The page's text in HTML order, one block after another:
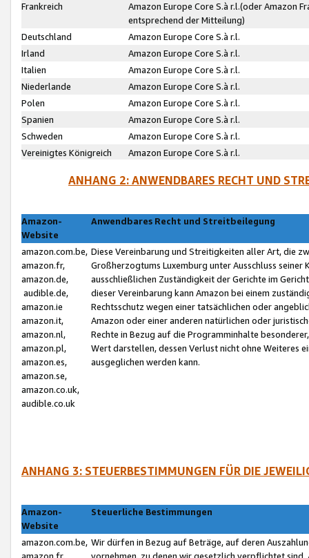
Frankreich
Amazon Europe Core S.à r.l.(oder Amazon
entsprechend der Mitteilung)
Deutschland
Amazon Europe Core S.à r.l.
Irland
Amazon Europe Core S.à r.l.
Italien
Amazon Europe Core S.à r.l.
Niederlande
Amazon Europe Core S.à r.l.
Polen
Amazon Europe Core S.à r.l.
Spanien
Amazon Europe Core S.à r.l.
Schweden
Amazon Europe Core S.à r.l.
Vereinigtes Königreich
Amazon Europe Core S.à r.l.
ANHANG 2: ANWENDBARES RECHT UND
Amazon-
Website
Anwendbares Recht und Streitbeilegung
amazon.com.be,
amazon.fr,
amazon.de,
audible.de,
amazon.ie
amazon.it,
amazon.nl,
amazon.pl,
amazon.es,
amazon.se,
amazon.co.uk,
audible.co.uk
Diese Vereinbarung und Streitigkeiten aller Art, die
Großherzogtums Luxemburg unter Ausschluss
ausschließlichen Zuständigkeit der Gerichte im
dieser Vereinbarung kann Amazon bei einem
Rechtsschutz wegen einer tatsächlichen oder
Amazon oder einer anderen natürlichen oder
Rechte in Bezug auf die Programminhalte
Wert darstellen, dessen Verlust nicht ohne Weiteres
ausgeglichen werden kann.
ANHANG 3: STEUERBESTIMMUNGEN FÜR DIE
Amazon-
Website
Steuerliche Bestimmungen
amazon.com.be,
amazon.fr,
Wir dürfen in Bezug auf Beträge, auf deren
vornehmen, zu denen wir gesetzlich verpflichtet